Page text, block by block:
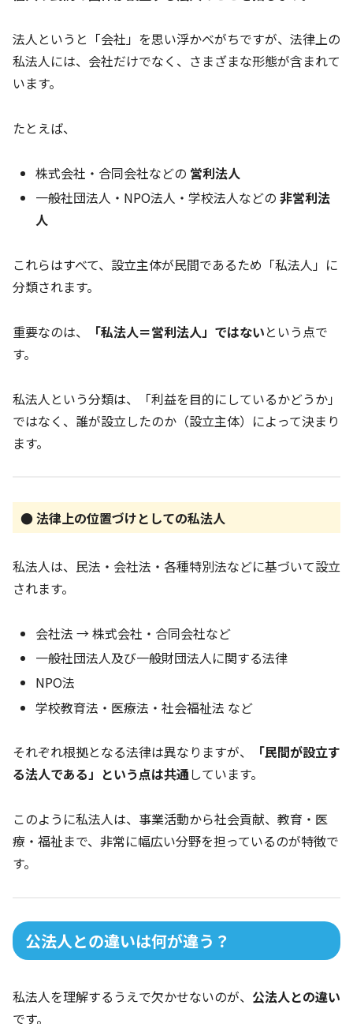
法人というと「会社」を思い浮かべがちですが、法律上の
私法人には、会社だけでなく、さまざまな形態が含まれて
います。
たとえば、
株式会社・合同会社などの 営利法人
一般社団法人・NPO法人・学校法人などの非営利法
人
これらはすべて、設立主体が民間であるため「私法人」に
分類されます。
重要なのは、 「私法人＝営利法人」ではないという点で
す。
私法人という分類は、「利益を目的にしているかどうか」
ではなく、誰が設立したのか（設立主体）によって決まり
ます。
● 法律上の位置づけとしての私法人
私法人は、民法・会社法・各種特別法などに基づいて設立
されます。
会社法 → 株式会社・合同会社など
一般社団法人及び一般財団法人に関する法律
NPO法
学校教育法・医療法・社会福祉法 など
それぞれ根拠となる法律は異なりますが、
「民間が設立す
る法人である」という点は共通しています。
このように私法人は、事業活動から社会貢献、教育・医
療・福祉まで、非常に幅広い分野を担っているのが特徴で
す。
公法人との違いは何が違う？
私法人を理解するうえで欠かせないのが、 公法人との違い
です。